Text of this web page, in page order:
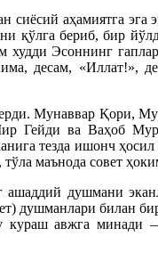
аҳамиятга эга
қўлга бериб, бир
Эсоннинг
десам, «Иллат!»,
Мунаввар Қори,
ва Ваҳоб
тезда ишонч
маънода совет
душмани
душманлари билан
авжга